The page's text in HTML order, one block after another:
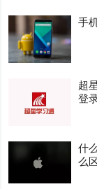
手
超
登
什
么